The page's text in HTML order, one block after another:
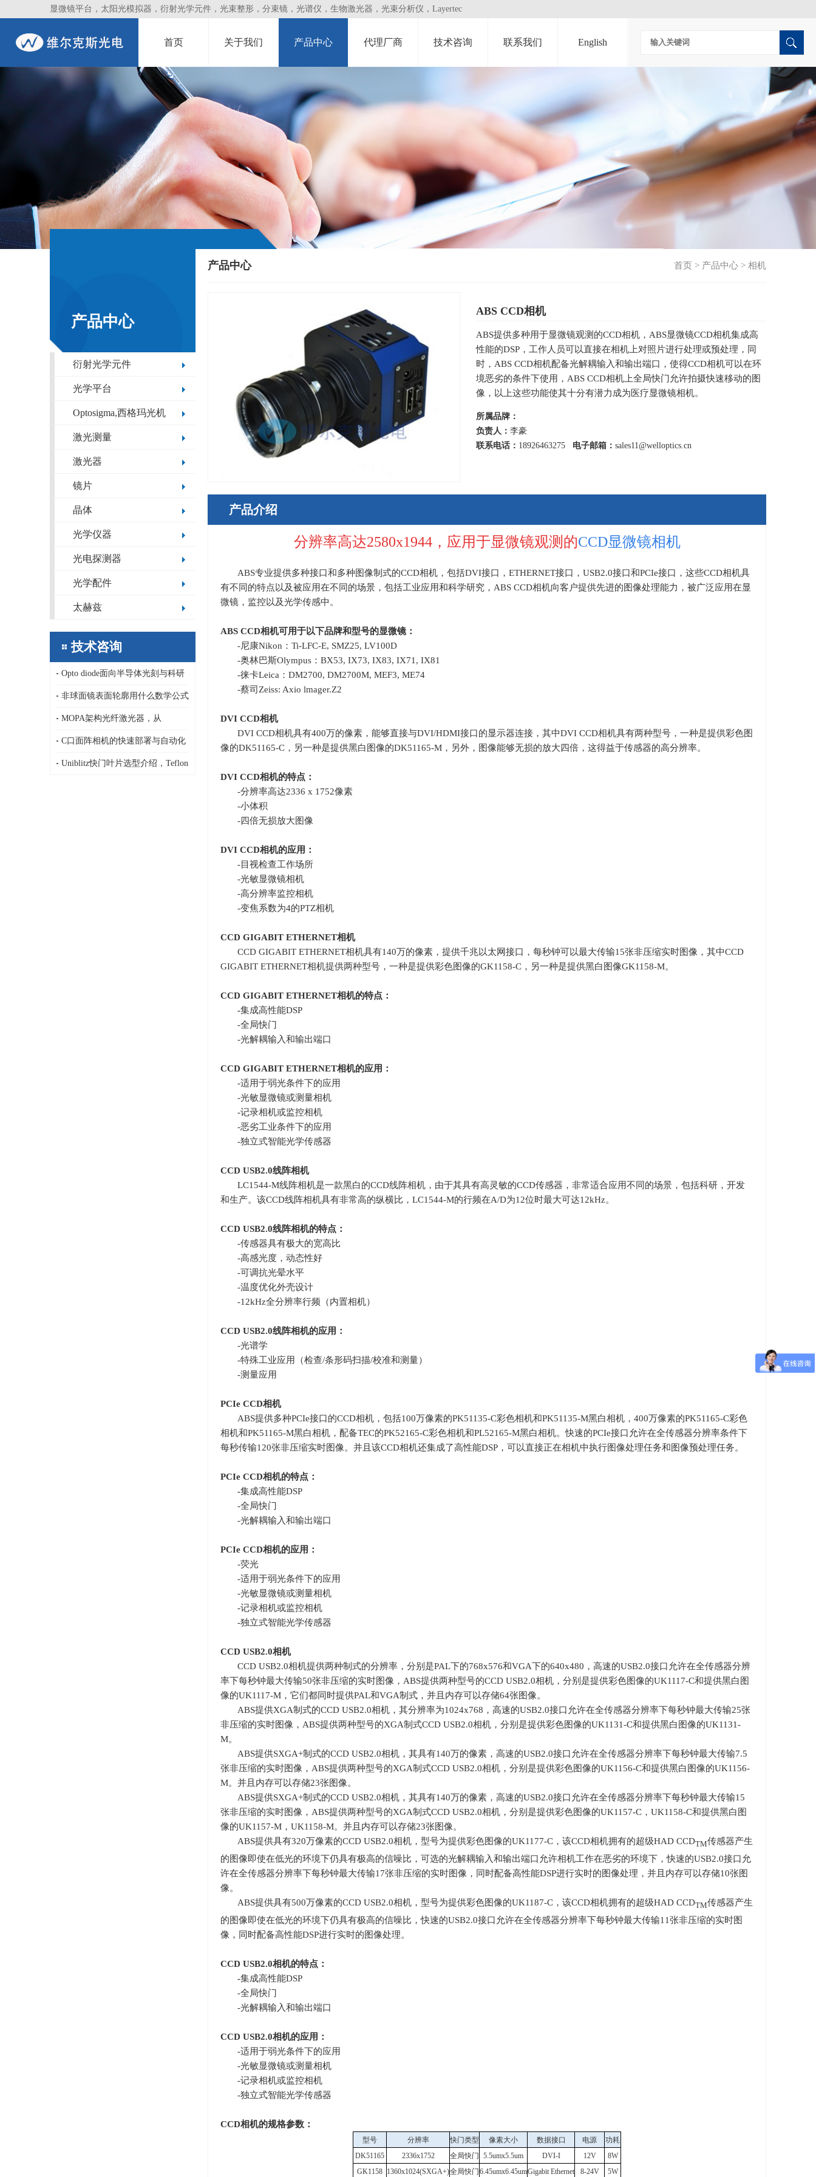
显微镜平台，太阳光模拟器，衍射光学元件，光束整形，分束镜，光谱仪，生物激光器，光束分析仪，Layertec
首页 关于我们 产品中心 代理厂商 技术咨询 联系我们 English
产品中心
衍射光学元件
光学平台
Optosigma,西格玛光机
激光测量
激光器
镜片
晶体
光学仪器
光电探测器
光学配件
太赫兹
技术咨询
Opto diode面向半导体光刻与科研
领域的定制化极紫外/深紫外光电二
极管，13.5nm，1-80nm
非球面镜表面轮廓用什么数学公式
描述，纳米精度非球面镜传统面型
公式和新公式基于正交多项式
MOPA架构光纤激光器，从
AeroDIODE半导体激光泵浦源、LD
驱动器到连续、纳秒皮秒脉冲激光
C口面阵相机的快速部署与自动化
集成优势，ARTRAY 面阵相机
Uniblitz快门叶片选型介绍，Teflon
产品中心 首页 > 产品中心 > 相机
ABS CCD相机
ABS提供多种用于显微镜观测的CCD相机，ABS显微镜CCD相机集成高
性能的DSP，工作人员可以直接在相机上对照片进行处理或预处理，同
时，ABS CCD相机配备光解耦输入和输出端口，使得CCD相机可以在环
境恶劣的条件下使用，ABS CCD相机上全局快门允许拍摄快速移动的图
像，以上这些功能使其十分有潜力成为医疗显微镜相机。
所属品牌：
负责人： 李豪
联系电话： 18926463275 电子邮箱： sales11@welloptics.cn
产品介绍
分辨率高达2580x1944，应用于显微镜观测的CCD显微镜相机
ABS专业提供多种接口和多种图像制式的CCD相机，包括DVI接口， ETHERNET接口， USB2.0接口和PCIe接口，这些CCD相机具
有不同的特点以及被应用在不同的场景，包括工业应用和科学研究， ABS CCD相机向客户提供先进的图像处理能力，被广泛应用在显
微镜，监控以及光学传感中。
ABS CCD相机可用于以下品牌和型号的显微镜：
-尼康Nikon ： Ti-LFC-E, SMZ25, LV100D
-奥林巴斯Olympus ： BX53, IX73, IX83, IX71, IX81
-徕卡Leica ： DM2700, DM2700M, MEF3, ME74
-蔡司Zeiss: Axio lmager.Z2
DVI CCD相机
DVI CCD相机具有400万的像素，能够直接与DVI/HDMI接口的显示器连接，其中DVI CCD相机具有两种型号，一种是提供彩色图
像的DK51165-C ，另一种是提供黑白图像的DK51165-M ，另外，图像能够无损的放大四倍，这得益于传感器的高分辨率。
DVI CCD相机的特点：
-分辨率高达2336 x 1752像素
-小体积
-四倍无损放大图像
DVI CCD相机的应用：
-目视检查工作场所
-光敏显微镜相机
-高分辨率监控相机
-变焦系数为4的PTZ相机
CCD GIGABIT ETHERNET相机
CCD GIGABIT ETHERNET相机具有140万的像素，提供千兆以太网接口，每秒钟可以最大传输15张非压缩实时图像，其中CCD
GIGABIT ETHERNET相机提供两种型号，一种是提供彩色图像的GK1158-C ，另一种是提供黑白图像GK1158-M。
CCD GIGABIT ETHERNET相机的特点：
-集成高性能DSP
-全局快门
-光解耦输入和输出端口
CCD GIGABIT ETHERNET相机的应用：
-适用于弱光条件下的应用
-光敏显微镜或测量相机
-记录相机或监控相机
-恶劣工业条件下的应用
-独立式智能光学传感器
CCD USB2.0线阵相机
LC1544-M线阵相机是一款黑白的CCD线阵相机，由于其具有高灵敏的CCD传感器，非常适合应用不同的场景，包括科研，开发
和生产。该CCD线阵相机具有非常高的纵横比， LC1544-M的行频在A/D为12位时最大可达12kHz。
CCD USB2.0线阵相机的特点：
-传感器具有极大的宽高比
-高感光度，动态性好
-可调抗光晕水平
-温度优化外壳设计
-12kHz全分辨率行频（内置相机）
CCD USB2.0线阵相机的应用：
-光谱学
-特殊工业应用（检查/条形码扫描/校准和测量）
-测量应用
PCIe CCD相机
ABS提供多种PCIe接口的CCD相机，包括100万像素的PK51135-C彩色相机和PK51135-M黑白相机， 400万像素的PK51165-C彩色
相机和PK51165-M黑白相机，配备TEC的PK52165-C彩色相机和PL52165-M黑白相机。快速的PCIe接口允许在全传感器分辨率条件下
每秒传输120张非压缩实时图像。并且该CCD相机还集成了高性能DSP ，可以直接正在相机中执行图像处理任务和图像预处理任务。
PCIe CCD相机的特点：
-集成高性能DSP
-全局快门
-光解耦输入和输出端口
PCIe CCD相机的应用：
-荧光
-适用于弱光条件下的应用
-光敏显微镜或测量相机
-记录相机或监控相机
-独立式智能光学传感器
CCD USB2.0相机
CCD USB2.0相机提供两种制式的分辨率，分别是PAL下的768x576和VGA下的640x480 ，高速的USB2.0接口允许在全传感器分辨
率下每秒钟最大传输50张非压缩的实时图像， ABS提供两种型号的CCD USB2.0相机，分别是提供彩色图像的UK1117-C和提供黑白图
像的UK1117-M ，它们都同时提供PAL和VGA制式，并且内存可以存储64张图像。
ABS提供XGA制式的CCD USB2.0相机，其分辨率为1024x768 ，高速的USB2.0接口允许在全传感器分辨率下每秒钟最大传输25张
非压缩的实时图像， ABS提供两种型号的XGA制式CCD USB2.0相机，分别是提供彩色图像的UK1131-C和提供黑白图像的UK1131-
M。
ABS提供SXGA+制式的CCD USB2.0相机，其具有140万的像素，高速的USB2.0接口允许在全传感器分辨率下每秒钟最大传输7.5
张非压缩的实时图像， ABS提供两种型号的XGA制式CCD USB2.0相机，分别是提供彩色图像的UK1156-C和提供黑白图像的UK1156-
M。并且内存可以存储23张图像。
ABS提供SXGA+制式的CCD USB2.0相机，其具有140万的像素，高速的USB2.0接口允许在全传感器分辨率下每秒钟最大传输15
张非压缩的实时图像， ABS提供两种型号的XGA制式CCD USB2.0相机，分别是提供彩色图像的UK1157-C ， UK1158-C和提供黑白图
像的UK1157-M ， UK1158-M。并且内存可以存储23张图像。
ABS提供具有320万像素的CCD USB2.0相机，型号为提供彩色图像的UK1177-C ，该CCD相机拥有的超级HAD CCDTM传感器产生
的图像即使在低光的环境下仍具有极高的信噪比，可选的光解耦输入和输出端口允许相机工作在恶劣的环境下，快速的USB2.0接口允
许在全传感器分辨率下每秒钟最大传输17张非压缩的实时图像，同时配备高性能DSP进行实时的图像处理，并且内存可以存储10张图
像。
ABS提供具有500万像素的CCD USB2.0相机，型号为提供彩色图像的UK1187-C ，该CCD相机拥有的超级HAD CCDTM传感器产生
的图像即使在低光的环境下仍具有极高的信噪比，快速的USB2.0接口允许在全传感器分辨率下每秒钟最大传输11张非压缩的实时图
像，同时配备高性能DSP进行实时的图像处理。
CCD USB2.0相机的特点：
-集成高性能DSP
-全局快门
-光解耦输入和输出端口
CCD USB2.0相机的应用：
-适用于弱光条件下的应用
-光敏显微镜或测量相机
-记录相机或监控相机
-独立式智能光学传感器
CCD相机的规格参数：
型号 分辨率 快门类型 像素大小 数据接口 电源
功耗
DK51165
2336x1752 全局快门 5.5umx5.5um DVI-I 12V
8W
GK1158 1360x1024(SXGA+)全局快门6.45umx6.45umGigabit Ethernet 8-24V 5W